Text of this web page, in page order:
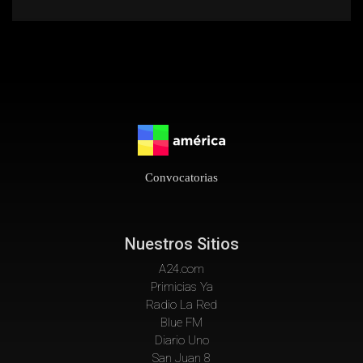
Convocatorias
Nuestros Sitios
A24.com
Primicias Ya
Radio La Red
Blue FM
Diario Uno
San Juan 8